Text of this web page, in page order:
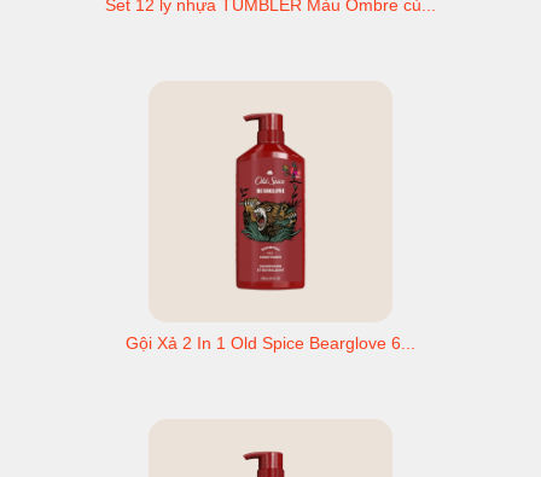
Set 12 ly nhựa TUMBLER Màu Ombre củ...
Gội Xả 2 In 1 Old Spice Bearglove 6...